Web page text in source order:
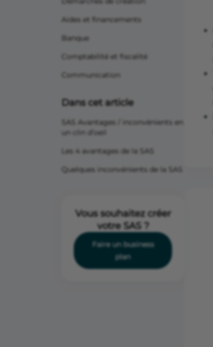
Aides et financements
Banque
Comptabilité et fiscalité
Communication
Dans cet article
SAS Avantages / inconvénients en
un clin d’oeil
Les 4 avantages de la SAS
Quelques inconvénients de la SAS
Vous souhaitez créer
votre SAS ?
Faire un business
plan